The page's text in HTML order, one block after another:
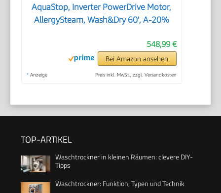
AquaStop, Inverter PowerDrive Motor,
AllergySteam, Wash&Dry 60', A-20%
548,99 €
Bei Amazon ansehen
* Anzeige Preis inkl. MwSt., zzgl. Versandkosten
TOP-ARTIKEL
Waschtrockner in kleinen Räumen: clevere DIY-
Tipps
Waschtrockner: Funktion, Typen und Technik